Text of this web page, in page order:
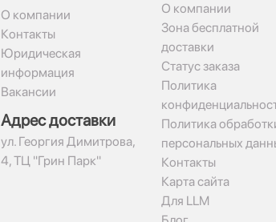
О компании
Контакты
Юридическая
информация
Вакансии
Адрес доставки
ул. Георгия Димитрова,
4, ТЦ "Грин Парк"
О компании
Зона бесплатной
доставки
Статус заказа
Политика
Политика
персональных
Контакты
Карта сайта
Для LLM